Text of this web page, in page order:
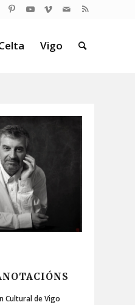
Vigo
Cultural de Vigo